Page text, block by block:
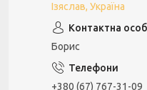
Ізяслав, Україна
Борис
+380 (67) 767-31-09